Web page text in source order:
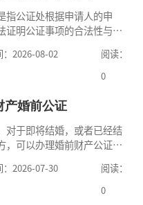
指公证处根据申请人的申
证明公证事项的合法性与真
项的效力，固定证据，但是
知道在北京办理公证需要多
公证的时候除了需要按照公
证需要什么材料,北京公证需
？北京公
：2026-08-02
阅读：
0
产婚前公证
对于即将结婚，或者已经结
，可以办理婚前财产公证，
避免个人财产引发的纠纷，
北京办理婚前财产公证，除
：2026-07-30
阅读：
0